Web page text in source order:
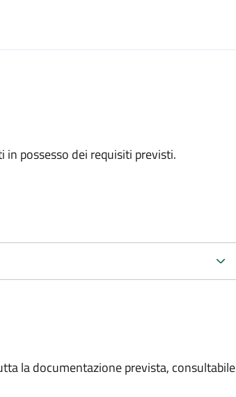
possesso dei requisiti previsti.
la documentazione prevista, consultabile